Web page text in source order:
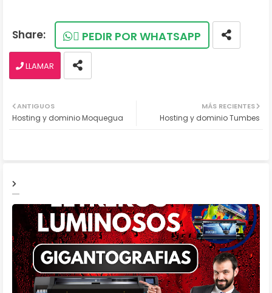
PEDIR POR WHATSAPP
LLAMAR
MÁS RECIENTES
Hosting y dominio Tumbes
ANTIGUOS
Hosting y dominio Moquegua